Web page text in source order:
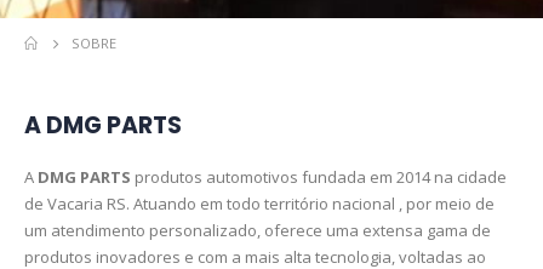
SOBRE
A DMG PARTS
A DMG PARTS produtos automotivos fundada em 2014 na cidade
de Vacaria RS. Atuando em todo território nacional , por meio de
um atendimento personalizado, oferece uma extensa gama de
produtos inovadores e com a mais alta tecnologia, voltadas ao